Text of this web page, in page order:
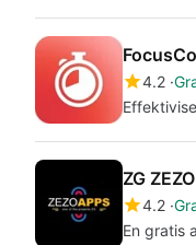
4.2
ZG
4.2
En gratis